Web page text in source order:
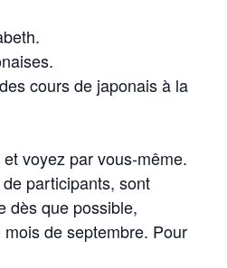
cours de japonais à la
voyez par vous-même.
participants, sont
dès que possible,
de septembre. Pour